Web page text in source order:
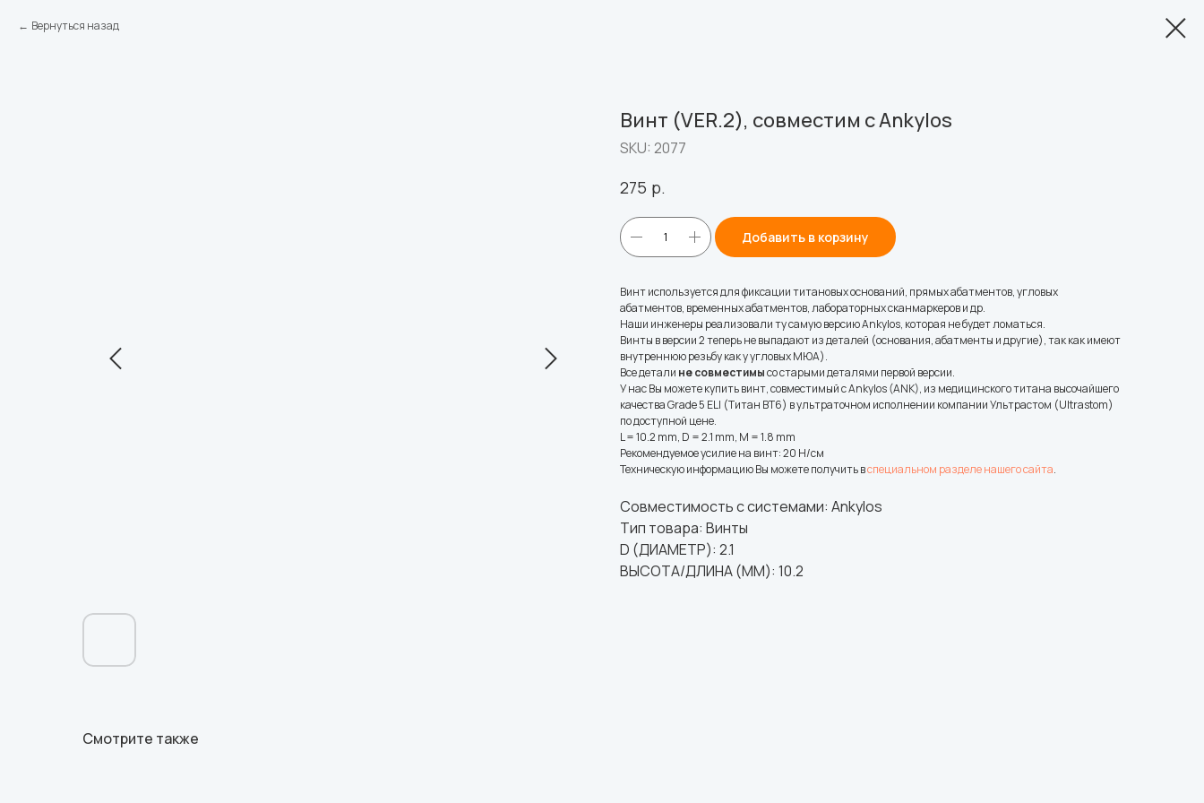
Вернуться назад
Винт (VER.2), совместим с Ankylos
SKU: 2077
275 р.
Добавить в корзину
Винт используется для фиксации титановых оснований, прямых абатментов, угловых
абатментов, временных абатментов, лабораторных сканмаркеров и др.
Наши инженеры реализовали ту самую версию Ankylos, которая не будет ломаться.
Винты в версии 2 теперь не выпадают из деталей (основания, абатменты и другие), так как имеют
внутреннюю резьбу как у угловых МЮА).
Все детали не совместимысо старыми деталями первой версии.
У нас Вы можете купить винт, совместимый с Ankylos (ANK), из медицинского титана высочайшего
качества Grade 5 ELI (Титан ВТ6) в ультраточном исполнении компании Ультрастом (Ultrastom)
по доступной цене.
L = 10.2 mm, D = 2.1 mm, M = 1.8 mm
Рекомендуемое усилие на винт: 20 H/см
Техническую информацию Вы можете получить вспециальном разделе нашего сайта.
Совместимость с системами: Ankylos
Тип товара: Винты
D (ДИАМЕТР): 2.1
ВЫСОТА/ДЛИНА (ММ): 10.2
Смотрите также